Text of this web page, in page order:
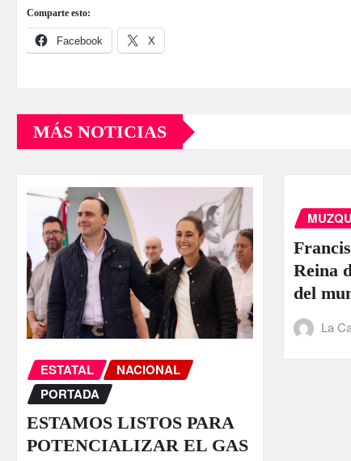
Comparte esto:
Facebook X
MÁS NOTICIAS
ESTATAL
NACIONAL
PORTADA
ESTAMOS LISTOS PARA
POTENCIALIZAR EL GAS
Reina
del
La